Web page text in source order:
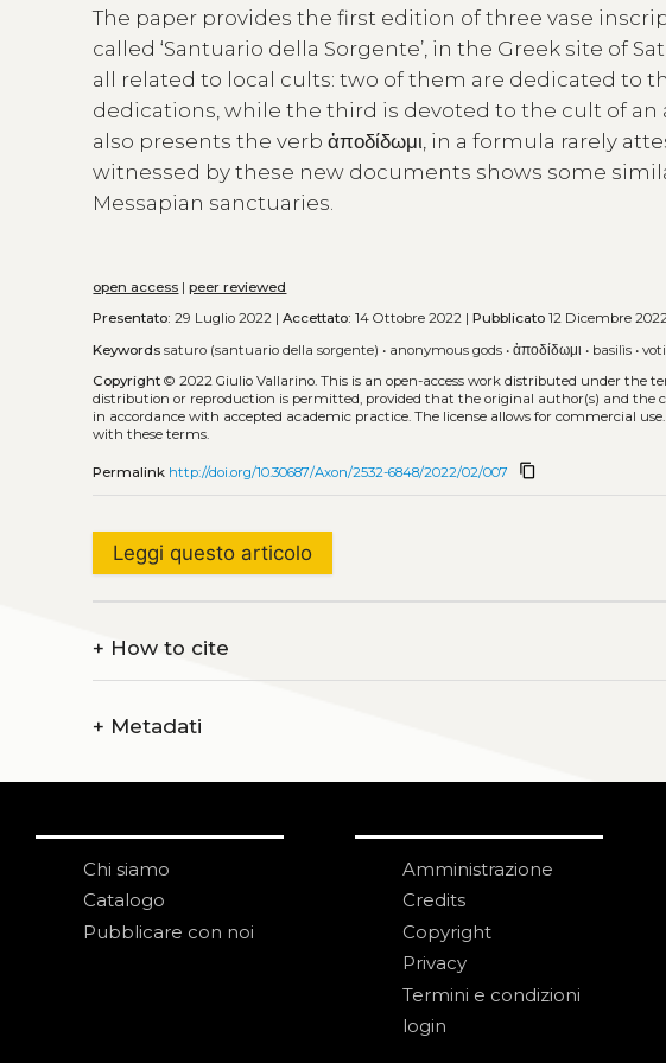
The paper provides the first edition of three vase
called ‘Santuario della Sorgente’, in the Greek site of
all related to local cults: two of them are dedicated to
dedications, while the third is devoted to the cult of
also presents the verb ἀποδίδωμι, in a formula rarely
witnessed by these new documents shows some
Messapian sanctuaries.
open access |peer reviewed
Presentato: 29 Luglio 2022 |Accettato: 14 Ottobre 2022 |Pubblicato 12 Dicembre
Keywords saturo (santuario della sorgente) • anonymous gods •ἀποδίδωμι • basilìs •
Copyright © 2022 Giulio Vallarino.This is an open-access work distributed under the
distribution or reproduction is permitted, provided that the original author(s) and the
in accordance with accepted academic practice. The license allows for commercial
with these terms.
Permalink http://doi.org/10.30687/Axon/2532-6848/2022/02/007 content_copy
Leggi questo articolo
+ How to cite
+ Metadati
Chi siamo
Catalogo
Pubblicare con noi
Amministrazione
Credits
Copyright
Privacy
Termini e condizioni
login